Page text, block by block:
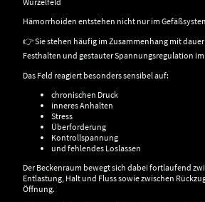
Hämorrhoiden entstehen nicht nur im
👉 Sie stehen häufig im Zusammenhang mit
Festhalten und gestauter Spannungsregulation
Das Feld reagiert besonders sensibel auf:
chronischen Druck
inneres Anhalten
Stress
Überforderung
Kontrollspannung
und fehlendes Loslassen
Der Beckenraum bewegt sich dabei fortlaufend
Entlastung, Halt und Fluss sowie zwischen
Öffnung.